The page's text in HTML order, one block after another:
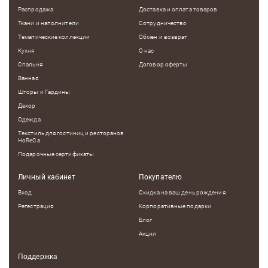
Распродажа
Ткани и наполнители
Тематические коллекции
Кухня
Спальня
Ванная
Шторы и Гардины
Декор
Одежда
Текстиль для гостиниц и ресторанов
HoReCa
Подарочные сертификаты
Доставка и оплата товаров
Сотрудничество
Обмен и возврат
О нас
Договор оферты
Личный кабинет
Вход
Регестрация
Покупателю
Скидка на ваш день рождения
Корпоративные подарки
Блог
Акции
Поддержка